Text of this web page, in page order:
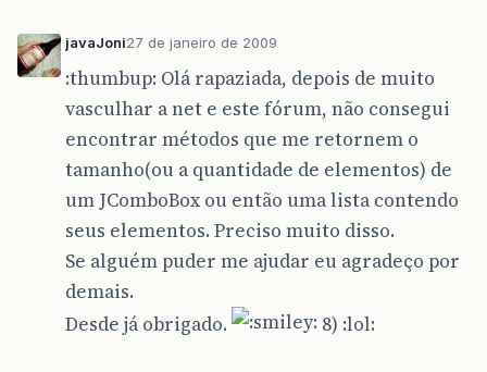
javaJoni27 de janeiro de 2009
:thumbup: Olá rapaziada, depois de muito
vasculhar a net e este fórum, não consegui
encontrar métodos que me retornem o
tamanho(ou a quantidade de elementos) de
um JComboBox ou então uma lista contendo
seus elementos. Preciso muito disso.
Se alguém puder me ajudar eu agradeço por
demais.
Desde já obrigado.
8) :lol: